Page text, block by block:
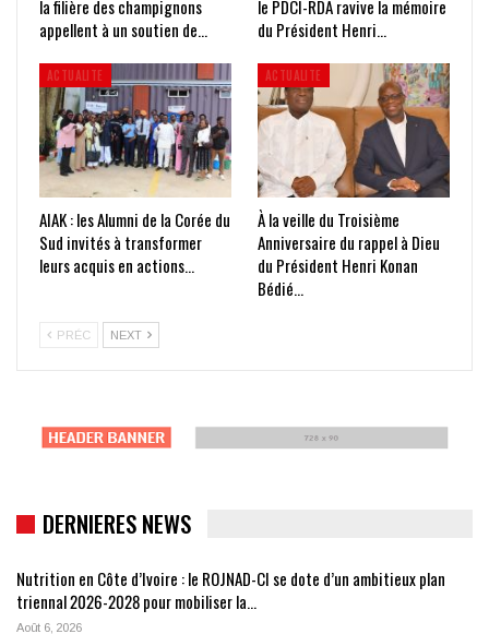
la filière des champignons
appellent à un soutien de…
le PDCI-RDA ravive la mémoire
du Président Henri…
ACTUALITE
AIAK : les Alumni de la Corée du
Sud invités à transformer
leurs acquis en actions…
ACTUALITE
À la veille du Troisième
Anniversaire du rappel à Dieu
du Président Henri Konan
Bédié…
PRÉC NEXT
DERNIERES NEWS
Nutrition en Côte d’Ivoire : le ROJNAD-CI se dote d’un ambitieux plan
triennal 2026-2028 pour mobiliser la…
Août 6, 2026